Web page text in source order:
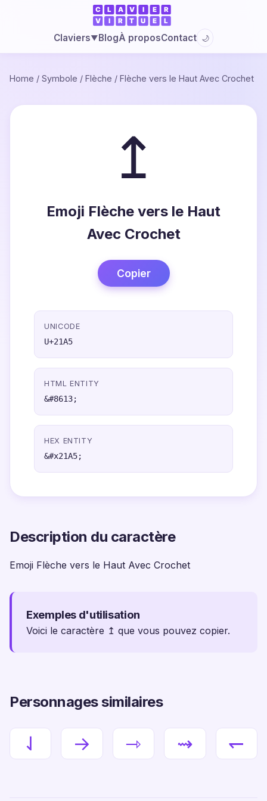
Claviers▼BlogÀ proposContact 🌙
Home / Symbole / Flèche / Flèche vers le Haut Avec Crochet
↥
Emoji Flèche vers le Haut
Avec Crochet
Copier
UNICODE
U+21A5
HTML ENTITY
&#8613;
HEX ENTITY
&#x21A5;
Description du caractère
Emoji Flèche vers le Haut Avec Crochet
Exemples d'utilisation
Voici le caractère ↥ que vous pouvez copier.
Personnages similaires
⇃ → ⇾ ⇝ ↽